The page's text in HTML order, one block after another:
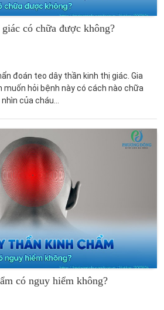
có chữa được không?
đoán teo dây thần kinh thị giác. Gia
muốn hỏi bệnh này có cách nào chữa
của cháu...
có nguy hiểm không?